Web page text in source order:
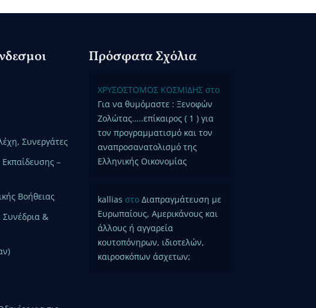
Συνεργάτες
–
Βοήθειας
&
Πρόσφατα Σχόλια
ΧΡΥΣΟΣΤΟΜΟΣ ΚΟΣΜΙΔΗΣ στο
Για να θυμόμαστε : Ξενοφών
Ζολώτας…..επίκαιρος ( 1 ) για
τον προγραμματισμό και τον
αναπροσανατολισμό της
Ελληνικής Οικονομίας
kallias στο Διαπραγμάτευση με
Ευρωπαίους, Αμερικάνους και
άλλους ή αγγαρεία
κουτοπόνηρων, ιδιοτελών,
καιροσκόπων άσχετων;